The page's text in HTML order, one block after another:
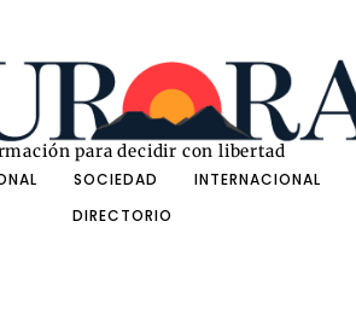
para decidir con libertad
SOCIEDAD INTERNACIONAL
DIRECTORIO